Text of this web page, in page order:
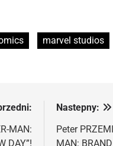
marvel studios
MAN:
DAY”!
Nastepny:
Peter
MAN: